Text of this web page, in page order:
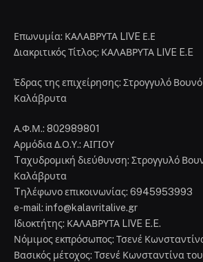
Επωνυμία: ΚΑΛΑΒΡΥΤΑ LIVE Ε.Ε
Διακριτικός Τίτλος: ΚΑΛΑΒΡΥΤΑ LIVE E.E
Έδρας της επιχείρησης: Στρογγυλό
Καλάβρυτα
Α.Φ.Μ.: 802989801
Αρμόδια Δ.Ο.Υ.: ΑΙΓΙΟΥ
Tαχυδρομική διεύθυνση: Στρογγυλό
Καλάβρυτα
Tηλέφωνο επικοινωνίας: 6945953993
e-mail: info@kalavritalive.gr
Iδιοκτήτης: ΚΑΛΑΒΡΥΤΑ LIVE E.E.
Νόμιμος εκπρόσωπος: Τσενέ
Βασικός μέτοχος: Τσενέ Κωνσταντίνα